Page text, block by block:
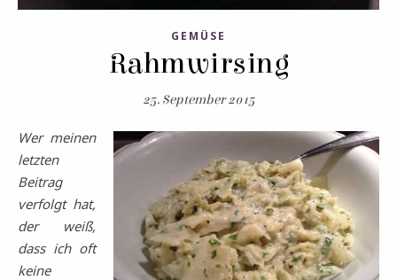
GEMÜSE
Rahmwirsing
25. September 2015
Wer meinen
letzten
Beitrag
verfolgt hat,
der weiß,
dass ich oft
keine